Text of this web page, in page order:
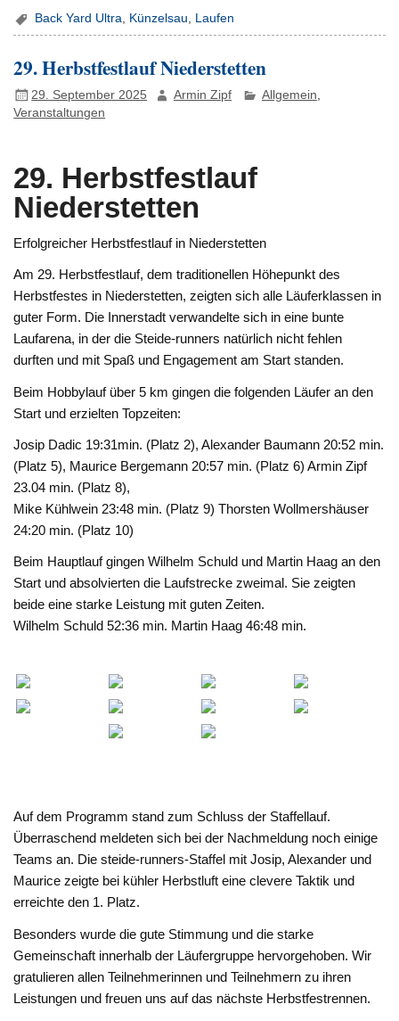
Back Yard Ultra Künzelsau Laufen
29. Herbstfestlauf Niederstetten
29. September 2025 Armin Zipf Allgemein
Veranstaltungen
29. Herbstfestlauf
Niederstetten
Erfolgreicher Herbstfestlauf in Niederstetten
Am 29. Herbstfestlauf, dem traditionellen Höhepunkt des
Herbstfestes in Niederstetten, zeigten sich alle Läuferklassen in
guter Form. Die Innerstadt verwandelte sich in eine bunte
Laufarena, in der die Steide-runners natürlich nicht fehlen
durften und mit Spaß und Engagement am Start standen.
Beim Hobbylauf über 5 km gingen die folgenden Läufer an den
Start und erzielten Topzeiten:
Josip Dadic 19:31min. (Platz 2), Alexander Baumann 20:52 min.
(Platz 5), Maurice Bergemann 20:57 min. (Platz 6) Armin Zipf
23.04 min. (Platz 8),
Mike Kühlwein 23:48 min. (Platz 9) Thorsten Wollmershäuser
24:20 min. (Platz 10)
Beim Hauptlauf gingen Wilhelm Schuld und Martin Haag an den
Start und absolvierten die Laufstrecke zweimal. Sie zeigten
beide eine starke Leistung mit guten Zeiten.
Wilhelm Schuld 52:36 min. Martin Haag 46:48 min.
Auf dem Programm stand zum Schluss der Staffellauf.
Überraschend meldeten sich bei der Nachmeldung noch einige
Teams an. Die steide-runners-Staffel mit Josip, Alexander und
Maurice zeigte bei kühler Herbstluft eine clevere Taktik und
erreichte den 1. Platz.
Besonders wurde die gute Stimmung und die starke
Gemeinschaft innerhalb der Läufergruppe hervorgehoben. Wir
gratulieren allen Teilnehmerinnen und Teilnehmern zu ihren
Leistungen und freuen uns auf das nächste Herbstfestrennen.